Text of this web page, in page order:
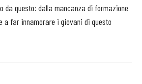
da questo: dalla mancanza di formazione
a far innamorare i giovani di questo